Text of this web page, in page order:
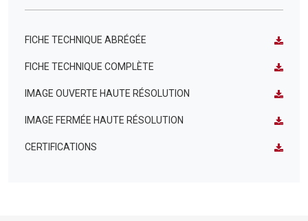
FICHE TECHNIQUE ABRÉGÉE
FICHE TECHNIQUE COMPLÈTE
IMAGE OUVERTE HAUTE RÉSOLUTION
IMAGE FERMÉE HAUTE RÉSOLUTION
CERTIFICATIONS